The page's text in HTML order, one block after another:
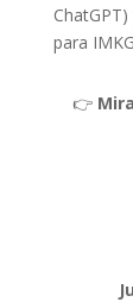
para
👉